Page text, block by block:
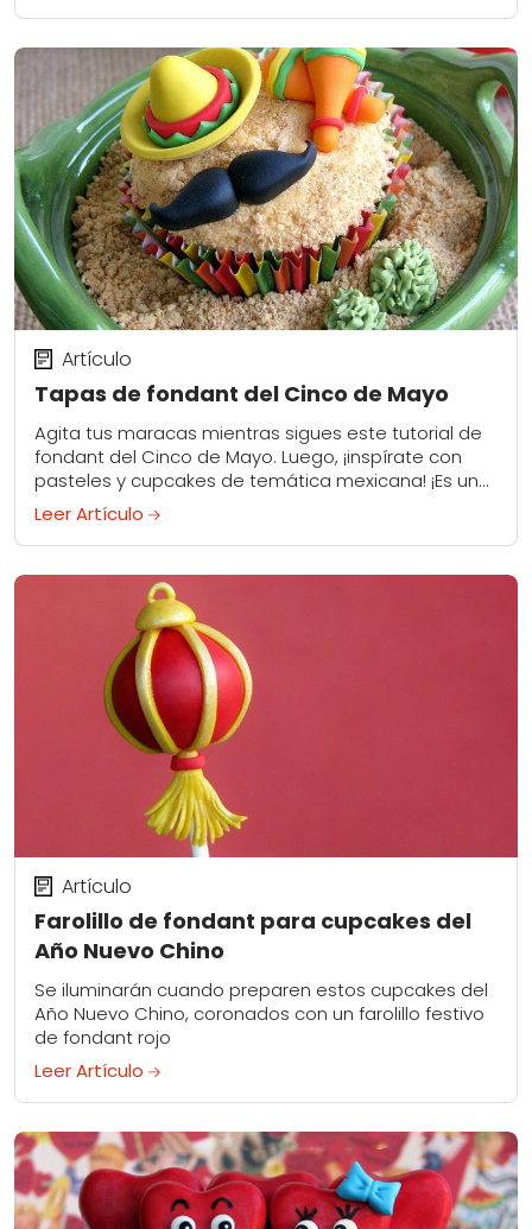
Tapas de fondant del Cinco de Mayo
Artículo
Agita tus maracas mientras sigues este tutorial de
fondant del Cinco de Mayo. Luego, ¡inspírate con
pasteles y cupcakes de temática mexicana! ¡Es una
fiesta!
Leer Artículo
Farolillo de fondant para cupcakes del
Año Nuevo Chino
Artículo
Se iluminarán cuando preparen estos cupcakes del
Año Nuevo Chino, coronados con un farolillo festivo
de fondant rojo
Leer Artículo